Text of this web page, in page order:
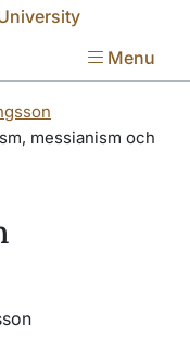
Menu
messianism och